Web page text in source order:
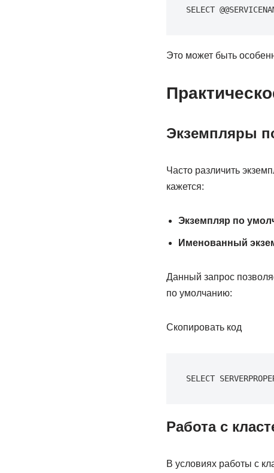
SELECT
Это может быть
Экземпляры
Часто различить
кажется:
Экземпляр по
Именованный
Данный запрос
по умолчанию:
Скопировать код
SELECT
Работа с
В условиях работы с